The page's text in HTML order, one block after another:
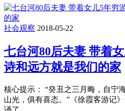
社会观察 2018-05-22
七台河80后夫妻 带着
诗和远方就是我们的家
核心提示： “癸丑之三月晦，自宁
山光，俱有喜态。”《徐霞客游记